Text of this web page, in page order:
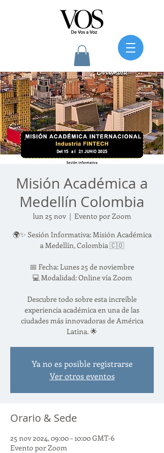
Misión Académica a
Medellín Colombia
lun 25 nov
  |
Evento por Zoom
🌍✨ Sesión Informativa: Misión Académica
a Medellín, Colombia 🇨🇴
📅 Fecha: Lunes 25 de noviembre
💻 Modalidad: Online vía Zoom
Descubre todo sobre esta increíble
experiencia académica en una de las
ciudades más innovadoras de América
Latina. 🌟
Ya no es posible registrarse
Ver otros eventos
Orario & Sede
25 nov 2024, 09:00 – 10:00 GMT-6
Evento por Zoom